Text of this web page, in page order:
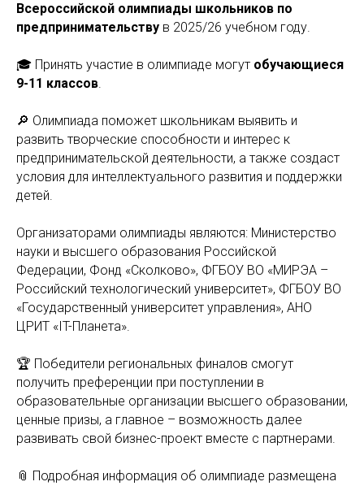
Всероссийской олимпиады школьников по
предпринимательству в 2025/26 учебном году.
🎓 Принять участие в олимпиаде могут обучающиеся
9-11 классов.
🔎 Олимпиада поможет школьникам выявить и
развить творческие способности и интерес к
предпринимательской деятельности, а также создаст
условия для интеллектуального развития и поддержки
детей.
Организаторами олимпиады являются: Министерство
науки и высшего образования Российской
Федерации, Фонд «Сколково», ФГБОУ ВО «МИРЭА –
Российский технологический университет», ФГБОУ ВО
«Государственный университет управления», АНО
ЦРИТ «IT-Планета».
🏆 Победители региональных финалов смогут
получить преференции при поступлении в
образовательные организации высшего образовании,
ценные призы, а главное – возможность далее
развивать свой бизнес-проект вместе с партнерами.
📎 Подробная информация об олимпиаде размещена